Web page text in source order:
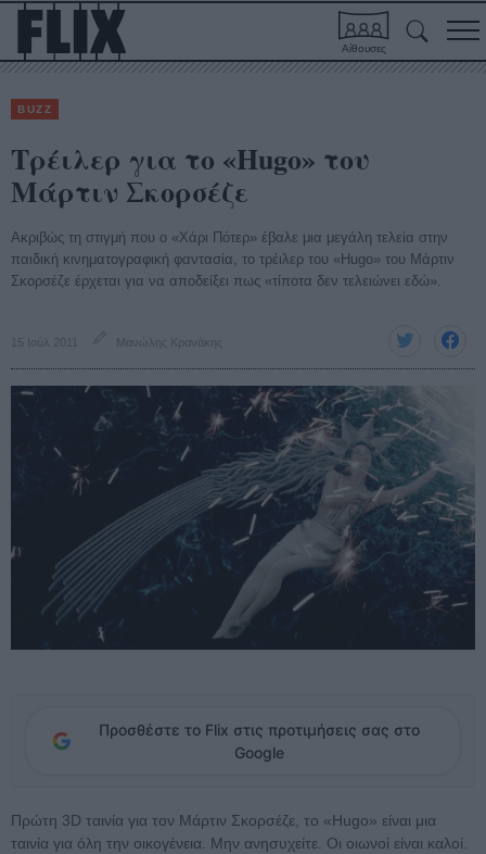
Αίθουσες
BUZZ
Τρέιλερ για το «Hugo» του
Μάρτιν Σκορσέζε
Ακριβώς τη στιγμή που ο «Χάρι Πότερ» έβαλε μια μεγάλη τελεία στην
παιδική κινηματογραφική φαντασία, το τρέιλερ του «Hugo» του Μάρτιν
Σκορσέζε έρχεται για να αποδείξει πως «τίποτα δεν τελειώνει εδώ».
15 Ιούλ 2011 Μανώλης Κρανάκης
Προσθέστε το Flix στις προτιμήσεις σας στο
Google
Πρώτη 3D ταινία για τον Μάρτιν Σκορσέζε, το «Hugo» είναι μια
ταινία για όλη την οικογένεια. Μην ανησυχείτε. Οι οιωνοί είναι καλοί.